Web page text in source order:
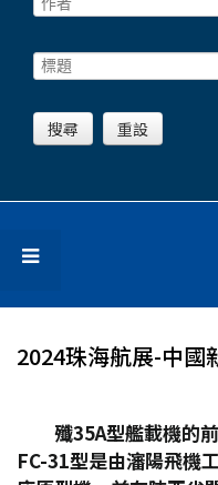
2024珠海航展-中
殲35A型艦載機的
FC-31型是由瀋陽飛機